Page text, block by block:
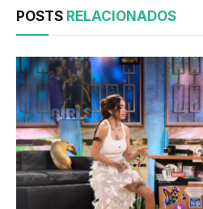
POSTS RELACIONADOS